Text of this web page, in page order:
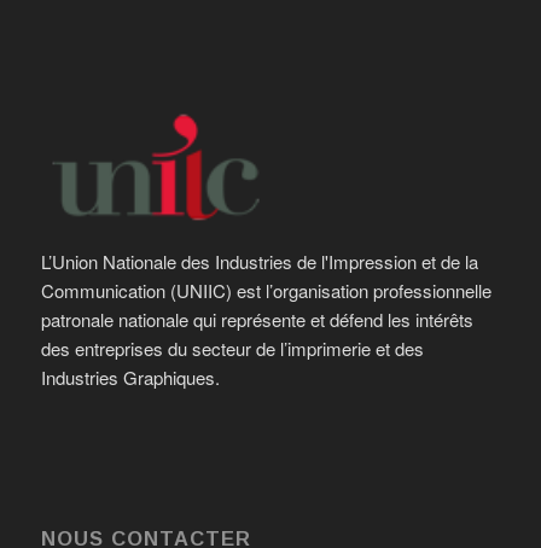
L’Union Nationale des Industries de l'Impression et de la
Communication (UNIIC) est l’organisation professionnelle
patronale nationale qui représente et défend les intérêts
des entreprises du secteur de l’imprimerie et des
Industries Graphiques.
NOUS CONTACTER